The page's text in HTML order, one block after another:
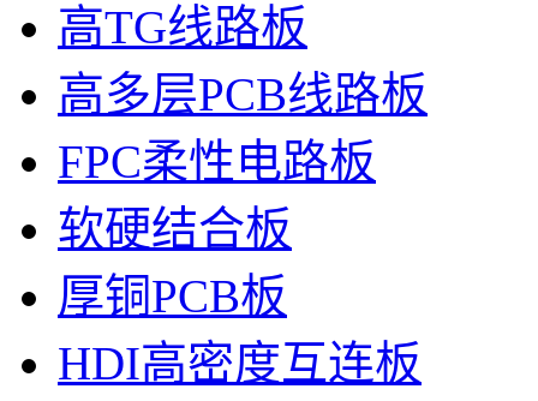
高TG线路板
高多层PCB线路板
FPC柔性电路板
软硬结合板
厚铜PCB板
HDI高密度互连板